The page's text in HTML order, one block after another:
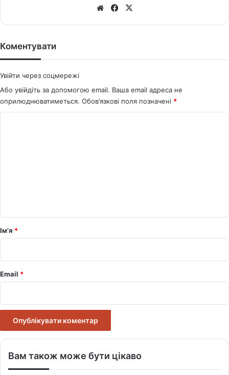
We
Fa
Коментувати
Увійти через соцмережі
Або увійдіть за допомогою email. Ваша email адреса не
оприлюднюватиметься. Обов’язкові поля позначені *
р
*
Ім’я *
Email *
Вам також може бути цікаво